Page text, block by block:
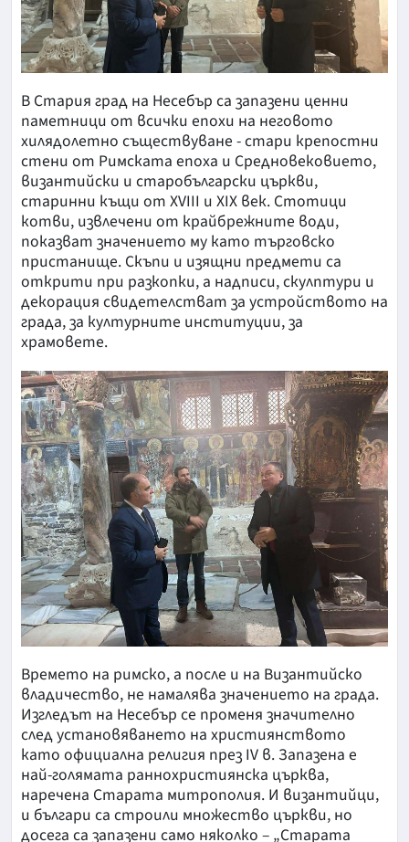
В Стария град на Несебър са запазени ценни
паметници от всички епохи на неговото
хилядолетно съществуване - стари крепостни
стени от Римската епоха и Средновековието,
византийски и старобългарски църкви,
старинни къщи от XVIII и XIX век. Стотици
котви, извлечени от крайбрежните води,
показват значението му като търговско
пристанище. Скъпи и изящни предмети са
открити при разкопки, а надписи, скулптури и
декорация свидетелстват за устройството на
града, за културните институции, за
храмовете.
Времето на римско, а после и на Византийско
владичество, не намалява значението на града.
Изгледът на Несебър се променя значително
след установяването на християнството
като официална религия през IV в. Запазена е
най-голямата раннохристиянска църква,
наречена Старата митрополия. И византийци,
и българи са строили множество църкви, но
досега са запазени само няколко – „Старата